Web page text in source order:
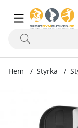
Hem Styrka